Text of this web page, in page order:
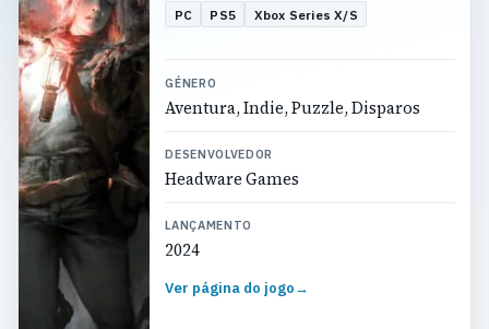
PC PS5 Xbox Series X/S
GÉNERO
Aventura, Indie, Puzzle, Disparos
DESENVOLVEDOR
Headware Games
LANÇAMENTO
2024
Ver página do jogo→